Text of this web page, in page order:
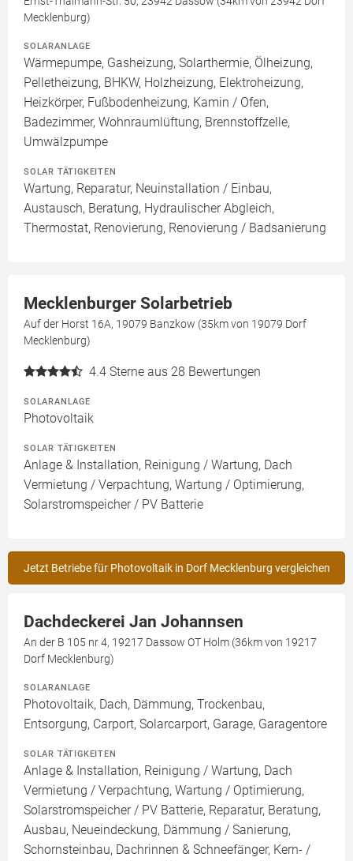
Mecklenburg)
SOLARANLAGE
Wärmepumpe, Gasheizung, Solarthermie, Ölheizung,
Pelletheizung, BHKW, Holzheizung, Elektroheizung,
Heizkörper, Fußbodenheizung, Kamin / Ofen,
Badezimmer, Wohnraumlüftung, Brennstoffzelle,
Umwälzpumpe
SOLAR TÄTIGKEITEN
Wartung, Reparatur, Neuinstallation / Einbau,
Austausch, Beratung, Hydraulischer Abgleich,
Thermostat, Renovierung, Renovierung / Badsanierung
Mecklenburger Solarbetrieb
Auf der Horst 16A, 19079 Banzkow (35km von 19079 Dorf
Mecklenburg)
4.4 Sterne aus 28 Bewertungen
SOLARANLAGE
Photovoltaik
SOLAR TÄTIGKEITEN
Anlage & Installation, Reinigung / Wartung, Dach
Vermietung / Verpachtung, Wartung / Optimierung,
Solarstromspeicher / PV Batterie
Jetzt Betriebe für Photovoltaik in Dorf Mecklenburg vergleichen
Dachdeckerei Jan Johannsen
An der B 105 nr 4, 19217 Dassow OT Holm (36km von 19217
Dorf Mecklenburg)
SOLARANLAGE
Photovoltaik, Dach, Dämmung, Trockenbau,
Entsorgung, Carport, Solarcarport, Garage, Garagentore
SOLAR TÄTIGKEITEN
Anlage & Installation, Reinigung / Wartung, Dach
Vermietung / Verpachtung, Wartung / Optimierung,
Solarstromspeicher / PV Batterie, Reparatur, Beratung,
Ausbau, Neueindeckung, Dämmung / Sanierung,
Schornsteinbau, Dachrinnen & Schneefänger, Kern- /